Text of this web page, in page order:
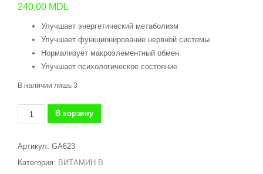
240,00 MDL
Улучшает энергетический метаболизм
Улучшает функционирование нервной системы
Нормализует макроэлементный обмен
Улучшает психологическое состояние
В наличии лишь 3
Количество
товара
-
BIOTIN
В корзину
Артикул: GA623
Категория: ВИТАМИН В